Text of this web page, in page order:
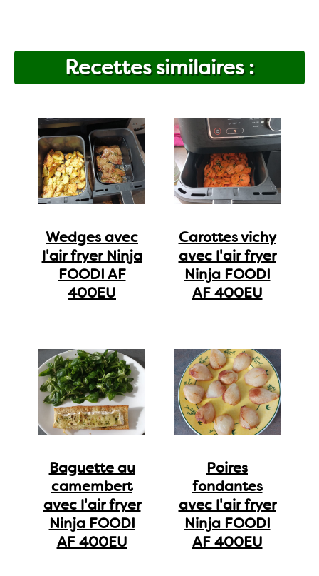
Recettes similaires :
Wedges avec
l'air fryer Ninja
FOODI AF
400EU
Carottes vichy
avec l'air fryer
Ninja FOODI
AF 400EU
Baguette au
camembert
avec l'air fryer
Ninja FOODI
AF 400EU
Poires
fondantes
avec l'air fryer
Ninja FOODI
AF 400EU